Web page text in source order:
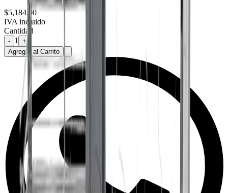
$5,184.00
IVA incluido
Cantidad
- 1
+
Agregar al Carrito